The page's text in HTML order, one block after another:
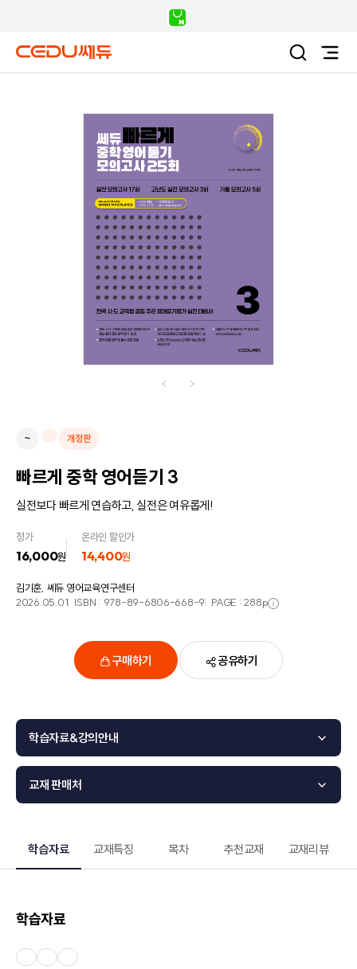
~ 개정판
빠르게 중학 영어듣기 3
실전보다 빠르게 연습하고, 실전은 여유롭게!
정가
16,000원
온라인 할인가
14,400원
김기훈, 쎄듀 영어교육연구센터
2026.05.01 ISBN : 978-89-6806-668-9 PAGE :288p
구매하기 공유하기
학습자료&강의안내
교재 판매처
학습자료 교재특징 목차 추천교재 교재리뷰
학습자료